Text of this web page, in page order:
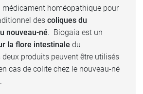
médicament homéopathique pour
des coliques du
nouveau-né. Biogaia est un
la flore intestinale du
deux produits peuvent être utilisés
cas de colite chez le nouveau-né